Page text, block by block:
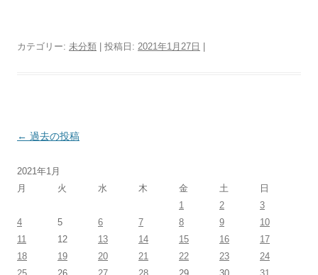
カテゴリー: 未分類 | 投稿日: 2021年1月27日
投
ナ
ビ
ー
シ
← 過去の投稿
2021年1月
月
火 水 木 金 土
日
1
2
3
4
5 6 7 8 9
10
11
12 13 14 15 16
17
18
19 20 21 22 23
24